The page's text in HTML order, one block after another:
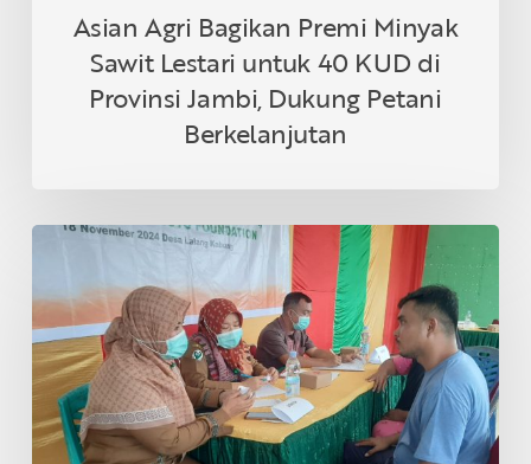
Dukung
Petani
Berkelanjutan
Asian Agri Bagikan Premi Minyak
Sawit Lestari untuk 40 KUD di
Provinsi Jambi, Dukung Petani
Berkelanjutan
Asian
&
Tanoto
Foundation
Gelar
Sehat
Bersama